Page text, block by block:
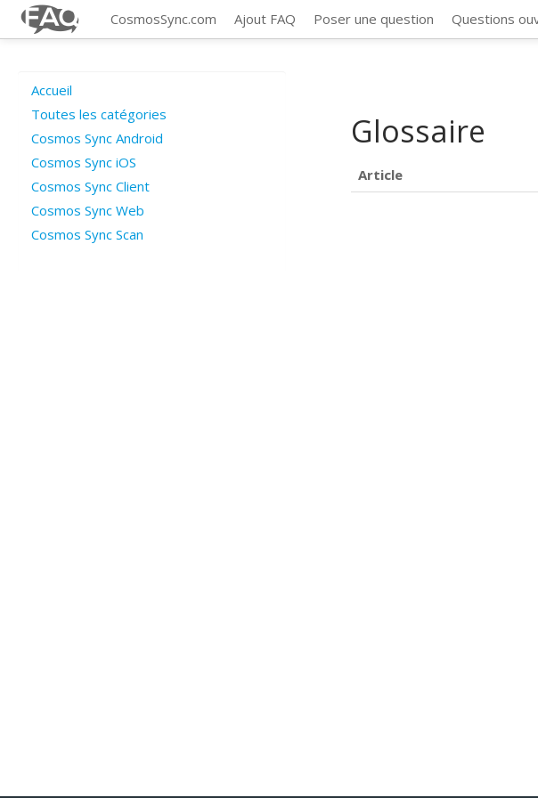
CosmosSync.com Ajout FAQ Poser une question Questions
Accueil
Toutes les catégories
Cosmos Sync Android
Cosmos Sync iOS
Cosmos Sync Client
Cosmos Sync Web
Cosmos Sync Scan
Glossaire
Article